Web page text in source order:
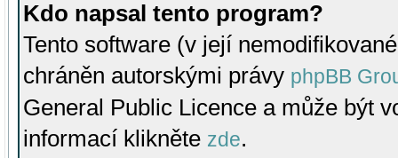
Kdo napsal tento program?
Tento software (v její
chráněn autorskými právy phpBB
General Public Licence a může být
informací klikněte zde.